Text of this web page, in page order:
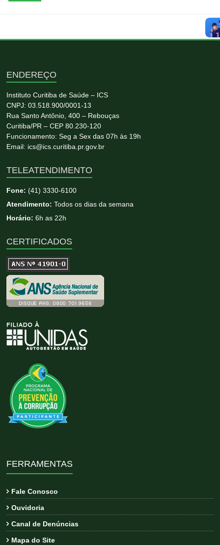
ENDEREÇO
Instituto Curitiba de Saúde – ICS
CNPJ: 03.518.900/0001-13
Rua Santo Antônio, 400 – Rebouças
Curitiba/PR – CEP 80.230-120
Funcionamento: Seg a Sex das 07h às 19h
Email: ics@ics.curitiba.pr.gov.br
TELEATENDIMENTO
Fone:(41) 3330-6100
Atendimento: Todos os dias da semana
Horário: 6h as 22h
CERTIFICADOS
FERRAMENTAS
Fale Conosco
Ouvidoria
Canal de Denúncias
Mapa do Site